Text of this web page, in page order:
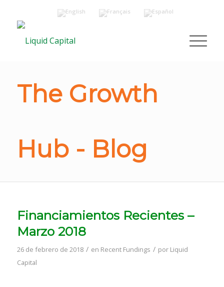
The Growth
Hub - Blog
Financiamientos Recientes –
Marzo 2018
26 de febrero de 2018 / en Recent Fundings / por Liquid
Capital